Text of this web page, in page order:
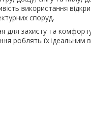
використання
споруд.
для захисту та
роблять їх